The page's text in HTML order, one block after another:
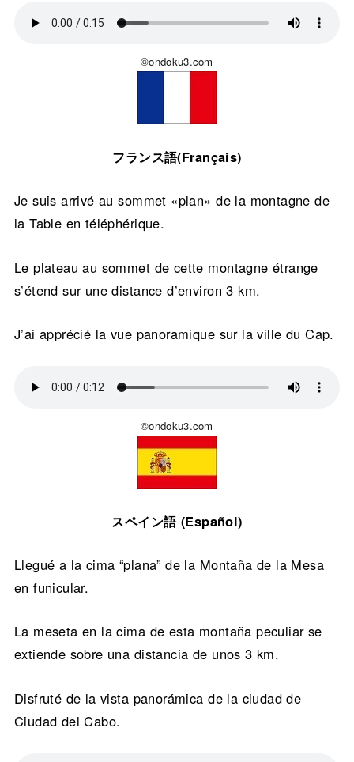
©ondoku3.com
フランス語(Français)
Je suis arrivé au sommet «plan» de la montagne de
la Table en téléphérique.
Le plateau au sommet de cette montagne étrange
s’étend sur une distance d’environ 3 km.
J’ai apprécié la vue panoramique sur la ville du Cap.
©ondoku3.com
スペイン語 (Español)
Llegué a la cima “plana” de la Montaña de la Mesa
en funicular.
La meseta en la cima de esta montaña peculiar se
extiende sobre una distancia de unos 3 km.
Disfruté de la vista panorámica de la ciudad de
Ciudad del Cabo.